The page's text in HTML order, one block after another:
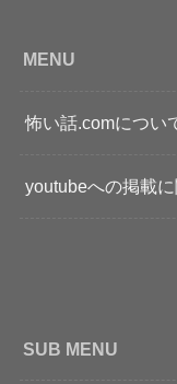
MENU
怖い話.comについ
youtubeへの掲載
SUB MENU